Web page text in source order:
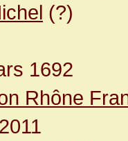
(?)
1692
Rhône